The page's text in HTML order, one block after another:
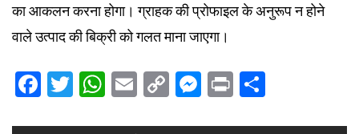
का आकलन करना होगा। ग्राहक की प्रोफाइल के अनुरूप न होने
वाले उत्पाद की बिक्री को गलत माना जाएगा।
Facebook
Twitter
WhatsApp
Email
CopyMessenger
Print